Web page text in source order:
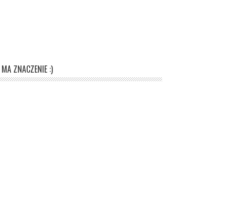
ZNACZENIE :)